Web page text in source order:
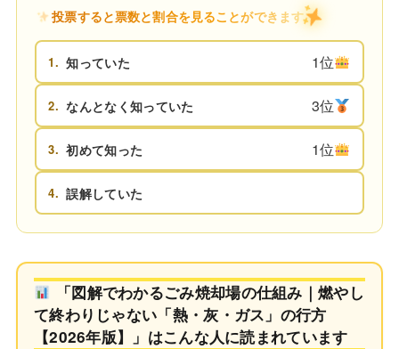
投票すると票数と割合を見ることができます
1. 知っていた 1位
2. なんとなく知っていた 3位
3. 初めて知った 1位
4. 誤解していた
「図解でわかるごみ焼却場の仕組み｜燃やし
て終わりじゃない「熱・灰・ガス」の行方
【2026年版】」はこんな人に読まれています